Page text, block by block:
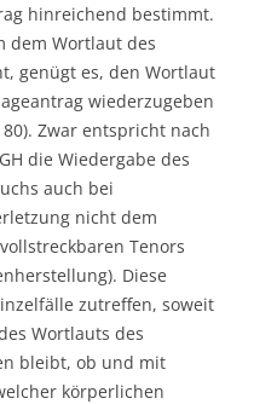
hinreichend bestimmt.
dem Wortlaut des
genügt es, den Wortlaut
wiederzugeben
Zwar entspricht nach
die Wiedergabe des
auch bei
nicht dem
Tenors
Diese
zutreffen, soweit
Wortlauts des
bleibt, ob und mit
körperlichen